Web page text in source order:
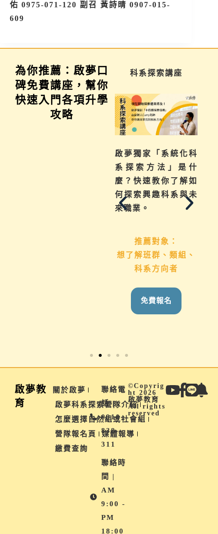
佑 0975-071-120 副召 黃詩晴 0907-015-
609
為你推薦：啟夢口
碑免費講座，幫你
快速入門各項升學
攻略
學習歷程說明會 科系探索講座
啟夢獨家「系統化科
系探索方法」是什
麼？快速教你了解如
何探索興趣科系與未
來職業。
推薦對象：
想了解班群、類組、
科系方向者
免費報名
啟夢教
育
關於啟夢
啟夢科系探索營隊介紹
怎麼選擇自然組或社會組
營隊報名頁
媒體報導
繳費查詢
聯絡電
話 |
0910-
838-
311
聯絡時
間 |
AM
9:00 -
PM
18:00
©Copyrig
ht 2026
啟夢教育
All rights
reserved